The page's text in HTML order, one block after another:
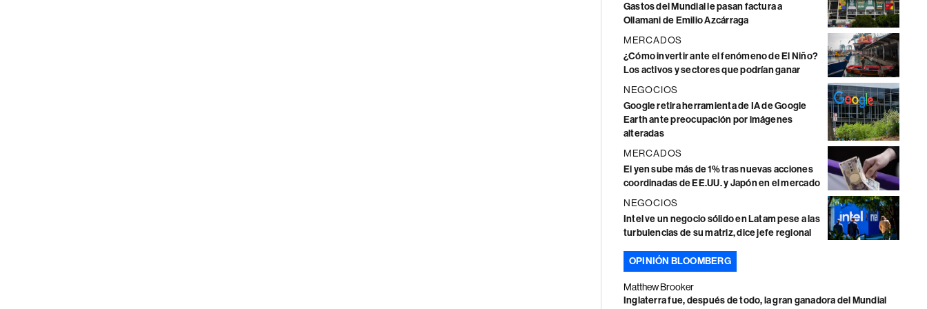
Gastos del Mundial le pasan factura a
Ollamani de Emilio Azcárraga
MERCADOS
¿Cómo invertir ante el fenómeno de El Niño?
Los activos y sectores que podrían ganar
NEGOCIOS
Google retira herramienta de IA de Google
Earth ante preocupación por imágenes
alteradas
MERCADOS
El yen sube más de 1% tras nuevas acciones
coordinadas de EE.UU. y Japón en el mercado
NEGOCIOS
Intel ve un negocio sólido en Latam pese a las
turbulencias de su matriz, dice jefe regional
OPINIÓN BLOOMBERG
Matthew Brooker
Inglaterra fue, después de todo, la gran ganadora del Mundial